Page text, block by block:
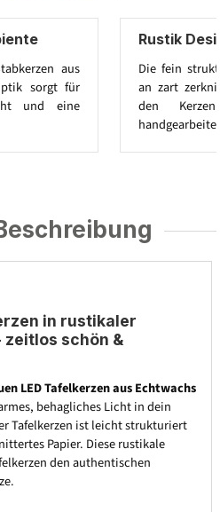
aus
sorgt für
und eine
Rustik
Die fein
an zart
den
in rustikaler
schön &
LED Tafelkerzen aus Echtwachs
behagliches Licht in dein
Tafelkerzen ist leicht strukturiert
Papier. Diese rustikale
den authentischen